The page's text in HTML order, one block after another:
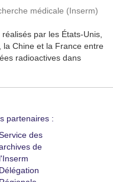
médicale (Inserm)
par les États-Unis,
la Chine et la France entre
radioactives dans
partenaires :
des
de
l'Inserm
Délégation